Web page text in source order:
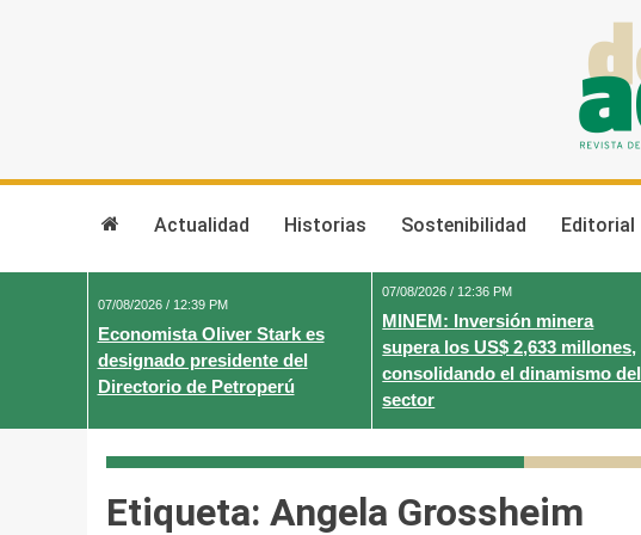
Actualidad Historias Sostenibilidad Editorial
07/08/2026 / 12:39 PM
Economista Oliver Stark es
designado presidente del
Directorio de Petroperú
07/08/2026 / 12:36 PM
MINEM: Inversión minera
supera los US$ 2,633 millones,
consolidando el dinamismo del
sector
Etiqueta: Angela Grossheim